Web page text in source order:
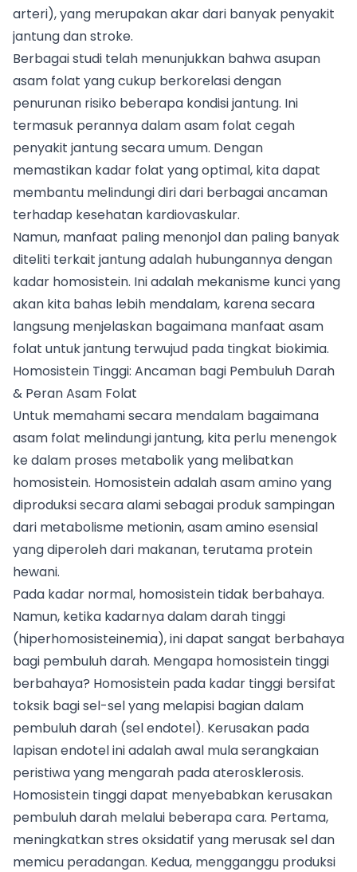
arteri), yang merupakan akar dari banyak penyakit
jantung dan stroke.
Berbagai studi telah menunjukkan bahwa asupan
asam folat yang cukup berkorelasi dengan
penurunan risiko beberapa kondisi jantung. Ini
termasuk perannya dalam asam folat cegah
penyakit jantung secara umum. Dengan
memastikan kadar folat yang optimal, kita dapat
membantu melindungi diri dari berbagai ancaman
terhadap kesehatan kardiovaskular.
Namun, manfaat paling menonjol dan paling banyak
diteliti terkait jantung adalah hubungannya dengan
kadar homosistein. Ini adalah mekanisme kunci yang
akan kita bahas lebih mendalam, karena secara
langsung menjelaskan bagaimana manfaat asam
folat untuk jantung terwujud pada tingkat biokimia.
Homosistein Tinggi: Ancaman bagi Pembuluh Darah
& Peran Asam Folat
Untuk memahami secara mendalam bagaimana
asam folat melindungi jantung, kita perlu menengok
ke dalam proses metabolik yang melibatkan
homosistein. Homosistein adalah asam amino yang
diproduksi secara alami sebagai produk sampingan
dari metabolisme metionin, asam amino esensial
yang diperoleh dari makanan, terutama protein
hewani.
Pada kadar normal, homosistein tidak berbahaya.
Namun, ketika kadarnya dalam darah tinggi
(hiperhomosisteinemia), ini dapat sangat berbahaya
bagi pembuluh darah. Mengapa homosistein tinggi
berbahaya? Homosistein pada kadar tinggi bersifat
toksik bagi sel-sel yang melapisi bagian dalam
pembuluh darah (sel endotel). Kerusakan pada
lapisan endotel ini adalah awal mula serangkaian
peristiwa yang mengarah pada aterosklerosis.
Homosistein tinggi dapat menyebabkan kerusakan
pembuluh darah melalui beberapa cara. Pertama,
meningkatkan stres oksidatif yang merusak sel dan
memicu peradangan. Kedua, mengganggu produksi